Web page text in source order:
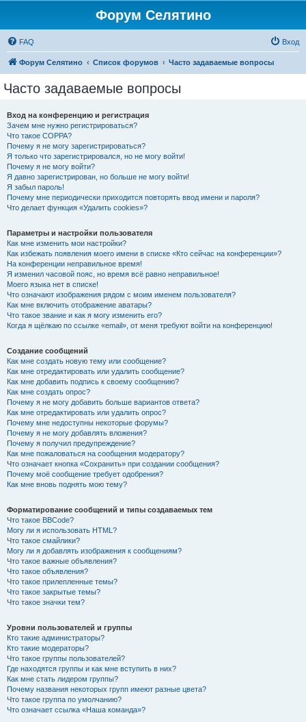
Форум Селятино
FAQ Вход
Форум Селятино Список форумов Часто задаваемые вопросы
Часто задаваемые вопросы
Вход на конференцию и регистрация
Зачем мне нужно регистрироваться?
Что такое COPPA?
Почему я не могу зарегистрироваться?
Я только что зарегистрировался, но не могу войти!
Почему я не могу войти?
Я давно зарегистрирован, но больше не могу войти!
Я забыл пароль!
Почему мне периодически приходится повторять ввод имени и пароля?
Что делает функция «Удалить cookies»?
Параметры и настройки пользователя
Как мне изменить мои настройки?
Как избежать появления моего имени в списке «Кто сейчас на конференции»?
На конференции неправильное время!
Я изменил часовой пояс, но время всё равно неправильное!
Моего языка нет в списке!
Что означают изображения рядом с моим именем пользователя?
Как мне включить отображение аватары?
Что такое звание и как я могу изменить его?
Когда я щёлкаю по ссылке «email», от меня требуют войти на конференцию!
Создание сообщений
Как мне создать новую тему или сообщение?
Как мне отредактировать или удалить сообщение?
Как мне добавить подпись к своему сообщению?
Как мне создать опрос?
Почему я не могу добавить больше вариантов ответа?
Как мне отредактировать или удалить опрос?
Почему мне недоступны некоторые форумы?
Почему я не могу добавлять вложения?
Почему я получил предупреждение?
Как мне пожаловаться на сообщения модератору?
Что означает кнопка «Сохранить» при создании сообщения?
Почему моё сообщение требует одобрения?
Как мне вновь поднять мою тему?
Форматирование сообщений и типы создаваемых тем
Что такое BBCode?
Могу ли я использовать HTML?
Что такое смайлики?
Могу ли я добавлять изображения к сообщениям?
Что такое важные объявления?
Что такое объявления?
Что такое прилепленные темы?
Что такое закрытые темы?
Что такое значки тем?
Уровни пользователей и группы
Кто такие администраторы?
Кто такие модераторы?
Что такое группы пользователей?
Где находятся группы и как мне вступить в них?
Как мне стать лидером группы?
Почему названия некоторых групп имеют разные цвета?
Что такое группа по умолчанию?
Что означает ссылка «Наша команда»?